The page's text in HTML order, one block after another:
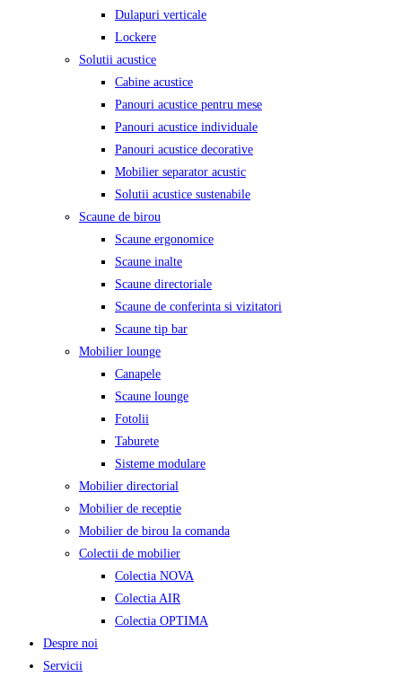
Dulapuri verticale
Lockere
Solutii acustice
Cabine acustice
Panouri acustice pentru mese
Panouri acustice individuale
Panouri acustice decorative
Mobilier separator acustic
Solutii acustice sustenabile
Scaune de birou
Scaune ergonomice
Scaune inalte
Scaune directoriale
Scaune de conferinta si vizitatori
Scaune tip bar
Mobilier lounge
Canapele
Scaune lounge
Fotolii
Taburete
Sisteme modulare
Mobilier directorial
Mobilier de receptie
Mobilier de birou la comanda
Colectii de mobilier
Colectia NOVA
Colectia AIR
Colectia OPTIMA
Despre noi
Servicii